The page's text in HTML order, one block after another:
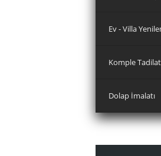
Ev - Villa
Komple Tadilat
Dolap İmalatı